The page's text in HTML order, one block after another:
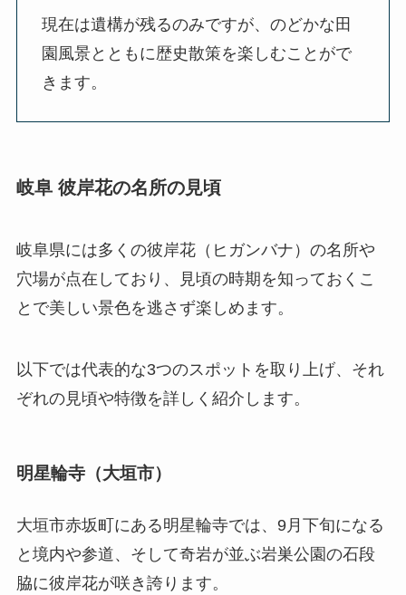
現在は遺構が残るのみですが、のどかな田
園風景とともに歴史散策を楽しむことがで
きます。
岐阜 彼岸花の名所の見頃
岐阜県には多くの彼岸花（ヒガンバナ）の名所や
穴場が点在しており、見頃の時期を知っておくこ
とで美しい景色を逃さず楽しめます。
以下では代表的な3つのスポットを取り上げ、それ
ぞれの見頃や特徴を詳しく紹介します。
明星輪寺（大垣市）
大垣市赤坂町にある明星輪寺では、9月下旬になる
と境内や参道、そして奇岩が並ぶ岩巣公園の石段
脇に彼岸花が咲き誇ります。